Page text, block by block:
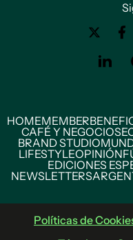
HOMEMEMBER
CAFÉ Y NEGOCIOS
BRAND STUDIO
LIFESTYLEOPINIÓN
EDICIONES
NEWSLETTERS
Políticas de